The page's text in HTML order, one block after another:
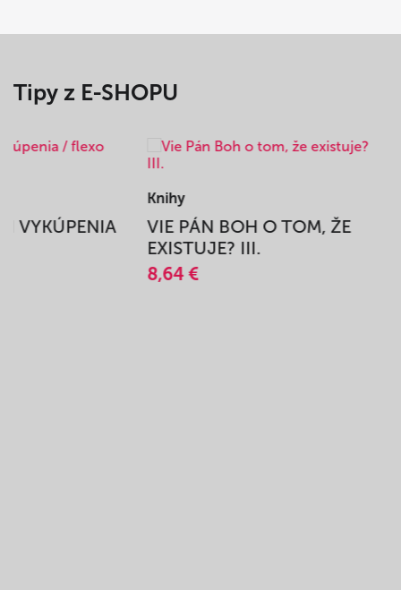
Tipy z E-SHOPU
VYKÚPENIA
Knihy
VIE PÁN BOH O TOM, ŽE
EXISTUJE? III.
8,64 €